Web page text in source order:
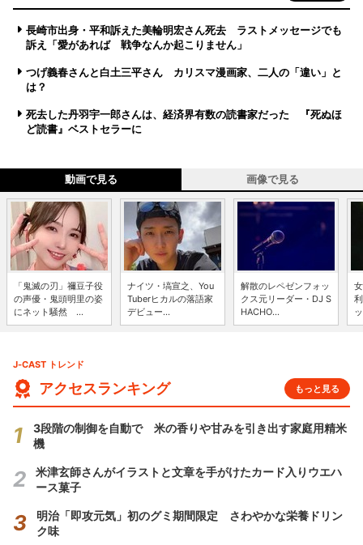
長崎市出身・平和訴えた美輪明宏さん死去 ラストメッセージでも
訴え「愛があれば 戦争なんか起こりません」
つげ義春さんと白土三平さん カリスマ漫画家、二人の「違い」と
は？
死去した丹羽宇一郎さんは、経済界有数の読書家だった 『死ぬほ
ど読書』ベストセラーに
動画で見る 画像で見る
「鬼滅の刃」禰豆子役
の声優・鬼頭明里の姿
にネット騒然 ...
ナイツ・塙宣之、You
Tuberヒカルの落語家
デビュー...
解散のレペゼンフォッ
クス元リーダー・DJ S
HACHO...
J-CAST トレンド
アクセスランキング もっと見る
3段階の制御を自動で 米の香りや甘みを引き出す家庭用精米
機
米津玄師さんがイラストと文章を手がけたカード入りウエハ
ース菓子
明治「即攻元気」初のグミ期間限定 さわやかな栄養ドリン
ク味